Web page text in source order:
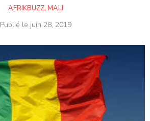
AFRIKBUZZ, MALI
Publié le juin 28, 2019